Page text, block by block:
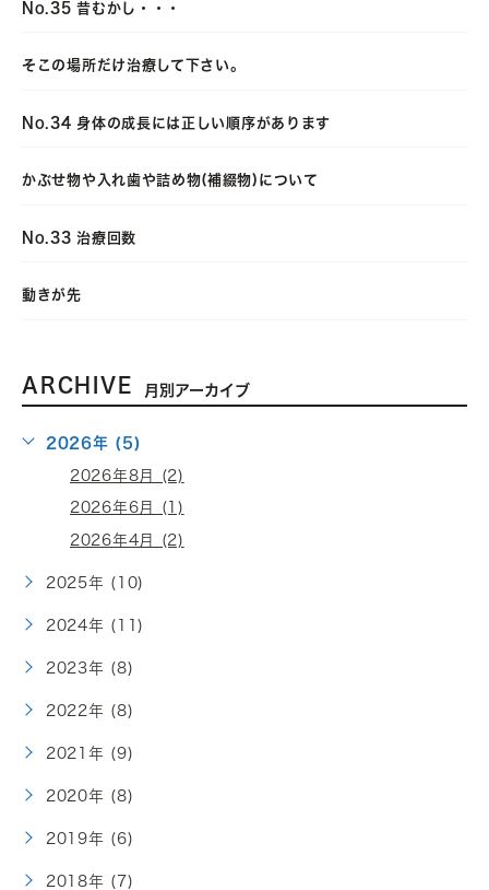
No.35 昔むかし・・・
そこの場所だけ治療して下さい。
No.34 身体の成長には正しい順序があります
かぶせ物や入れ歯や詰め物(補綴物)について
No.33 治療回数
動きが先
ARCHIVE 月別アーカイブ
2026年 (5)
2026年8月 (2)
2026年6月 (1)
2026年4月 (2)
2025年 (10)
2024年 (11)
2023年 (8)
2022年 (8)
2021年 (9)
2020年 (8)
2019年 (6)
2018年 (7)